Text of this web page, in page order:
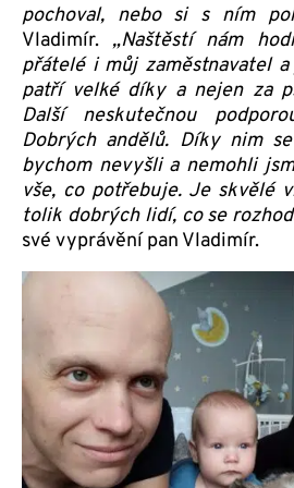
pochoval, nebo si s ním
Vladimír. „Naštěstí nám
přátelé i můj zaměstnavatel
patří velké díky a nejen za
Další neskutečnou
Dobrých andělů. Díky nim
bychom nevyšli a nemohli
vše, co potřebuje. Je skvělé
tolik dobrých lidí, co se
své vyprávění pan Vladimír.